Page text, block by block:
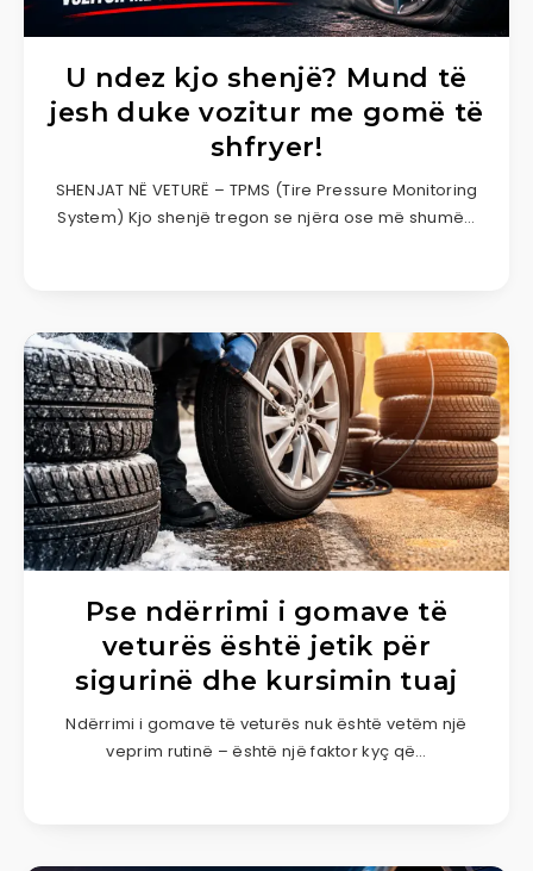
U ndez kjo shenjë? Mund të
jesh duke vozitur me gomë të
shfryer!
SHENJAT NË VETURË – TPMS (Tire Pressure Monitoring
System) Kjo shenjë tregon se njëra ose më shumë…
Pse ndërrimi i gomave të
veturës është jetik për
sigurinë dhe kursimin tuaj
Ndërrimi i gomave të veturës nuk është vetëm një
veprim rutinë – është një faktor kyç që…